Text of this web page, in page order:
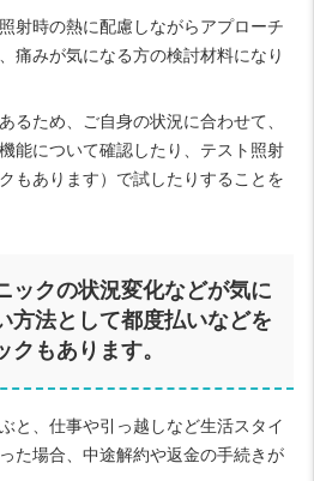
射時の熱に配慮しながらアプローチ
痛みが気になる方の検討材料になり
るため、ご自身の状況に合わせて、
能について確認したり、テスト照射
もあります）で試したりすることを
ックの状況変化などが気に
方法として都度払いなどを
もあります。
と、仕事や引っ越しなど生活スタイ
た場合、中途解約や返金の手続きが